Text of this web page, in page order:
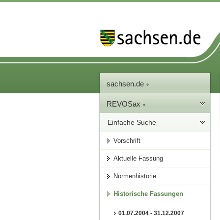
sachsen.de
REVOSax
Einfache Suche
Vorschrift
Aktuelle Fassung
Normenhistorie
Historische Fassungen
01.07.2004 - 31.12.2007